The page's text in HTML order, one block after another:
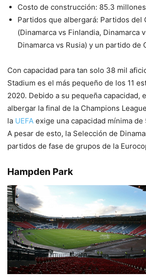
Costo de construcción: 85.3
Partidos que albergará: Partidos del
(Dinamarca vs Finlandia, Dinamarca
Dinamarca vs Rusia) y un partido de
Con capacidad para tan solo 38 mil
Stadium es el más pequeño de los 11
2020. Debido a su pequeña capacidad,
albergar la final de la Champions
la UEFA exige una capacidad mínima
A pesar de esto, la Selección de
partidos de fase de grupos de la
Hampden Park